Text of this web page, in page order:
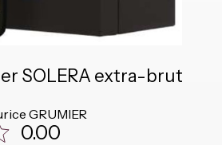
SOLERA extra-brut
GRUMIER
0.00